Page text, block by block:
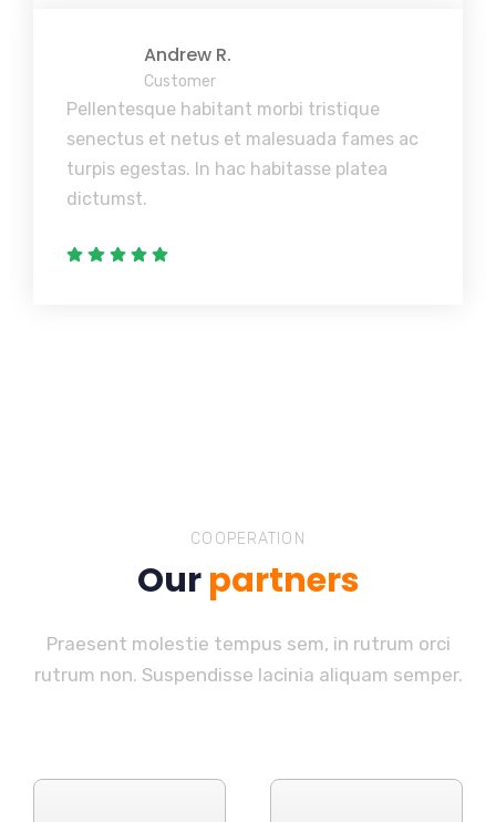
Andrew R.
Customer
Pellentesque habitant morbi tristique
senectus et netus et malesuada fames ac
turpis egestas. In hac habitasse platea
dictumst.
COOPERATION
Ourpartners
Praesent molestie tempus sem, in rutrum orci
rutrum non. Suspendisse lacinia aliquam semper.